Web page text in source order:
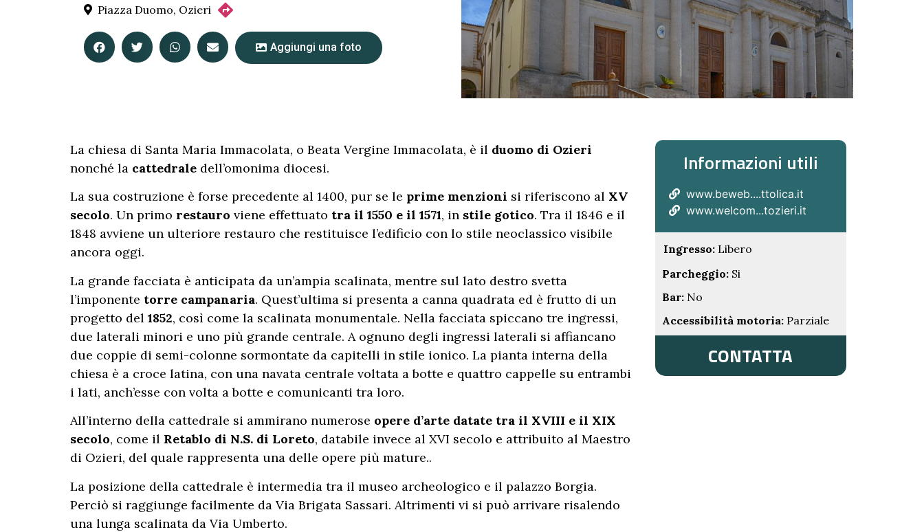
Piazza Duomo, Ozieri
Aggiungi una foto
La chiesa di Santa Maria Immacolata, o Beata Vergine Immacolata, è il duomo di Ozieri
nonché la cattedrale dell’omonima diocesi.
La sua costruzione è forse precedente al 1400, pur se le prime menzioni si riferiscono al XV
secolo. Un primo restauro viene effettuato tra il 1550 e il 1571, in stile gotico. Tra il 1846 e il
1848 avviene un ulteriore restauro che restituisce l’edificio con lo stile neoclassico visibile
ancora oggi.
La grande facciata è anticipata da un’ampia scalinata, mentre sul lato destro svetta
l’imponente torre campanaria. Quest’ultima si presenta a canna quadrata ed è frutto di un
progetto del 1852, così come la scalinata monumentale. Nella facciata spiccano tre ingressi,
due laterali minori e uno più grande centrale. A ognuno degli ingressi laterali si affiancano
due coppie di semi-colonne sormontate da capitelli in stile ionico. La pianta interna della
chiesa è a croce latina, con una navata centrale voltata a botte e quattro cappelle su entrambi
i lati, anch’esse con volta a botte e comunicanti tra loro.
All’interno della cattedrale si ammirano numerose opere d’arte datate tra il XVIII e il XIX
secolo, come il Retablo di N.S. di Loreto, databile invece al XVI secolo e attribuito al Maestro
di Ozieri, del quale rappresenta una delle opere più mature..
La posizione della cattedrale è intermedia tra il museo archeologico e il palazzo Borgia.
Perciò si raggiunge facilmente da Via Brigata Sassari. Altrimenti vi si può arrivare risalendo
una lunga scalinata da Via Umberto.
Informazioni utili
www.beweb....ttolica.it
www.welcom...tozieri.it
Ingresso:Libero
Parcheggio:Si
Bar:No
Accessibilità motoria:Parziale
CONTATTA